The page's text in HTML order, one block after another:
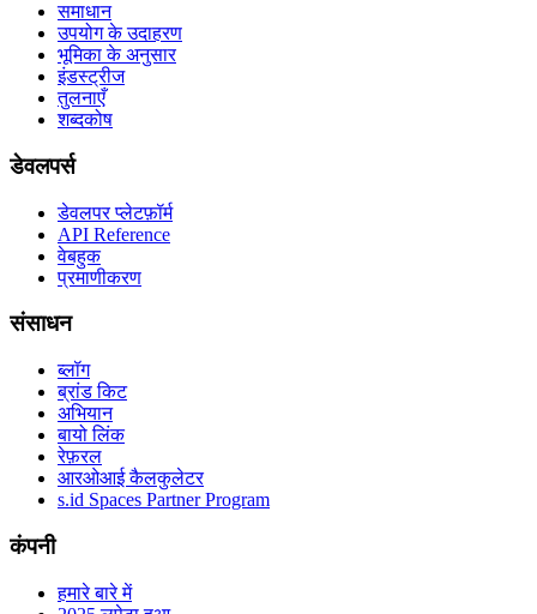
समाधान
उपयोग के उदाहरण
भूमिका के अनुसार
इंडस्ट्रीज
तुलनाएँ
शब्दकोष
डेवलपर्स
डेवलपर प्लेटफ़ॉर्म
API Reference
वेबहुक
प्रमाणीकरण
संसाधन
ब्लॉग
ब्रांड किट
अभियान
बायो लिंक
रेफ़रल
आरओआई कैलकुलेटर
s.id Spaces Partner Program
कंपनी
हमारे बारे में